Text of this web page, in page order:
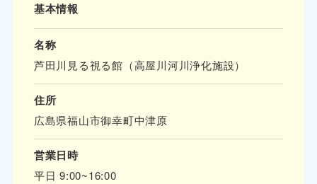
基本情報
名称
芦田川見る視る館（高屋川河川浄化施設）
住所
広島県福山市御幸町中津原
営業日時
平日 9:00~16:00